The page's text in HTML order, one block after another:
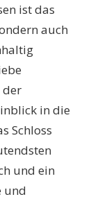
ist das
auch
der
in die
Schloss
und ein
und